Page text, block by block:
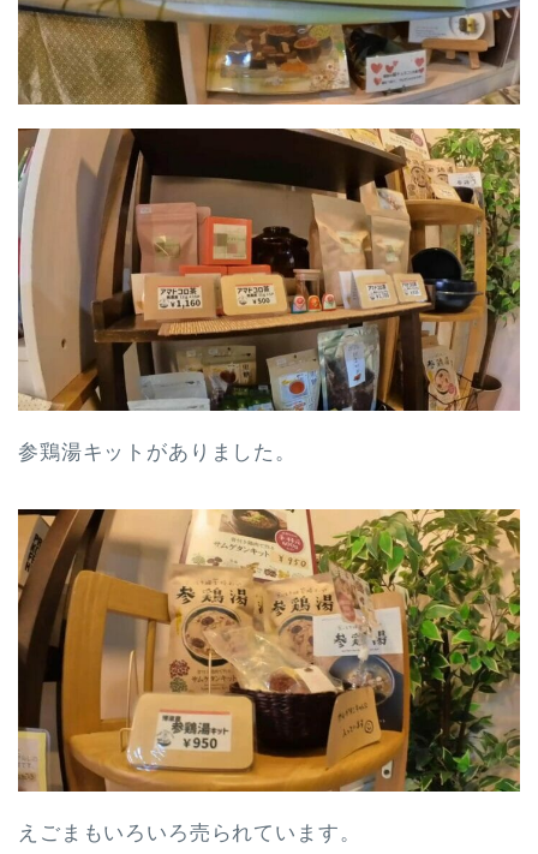
参鶏湯キットがありました。
えごまもいろいろ売られています。